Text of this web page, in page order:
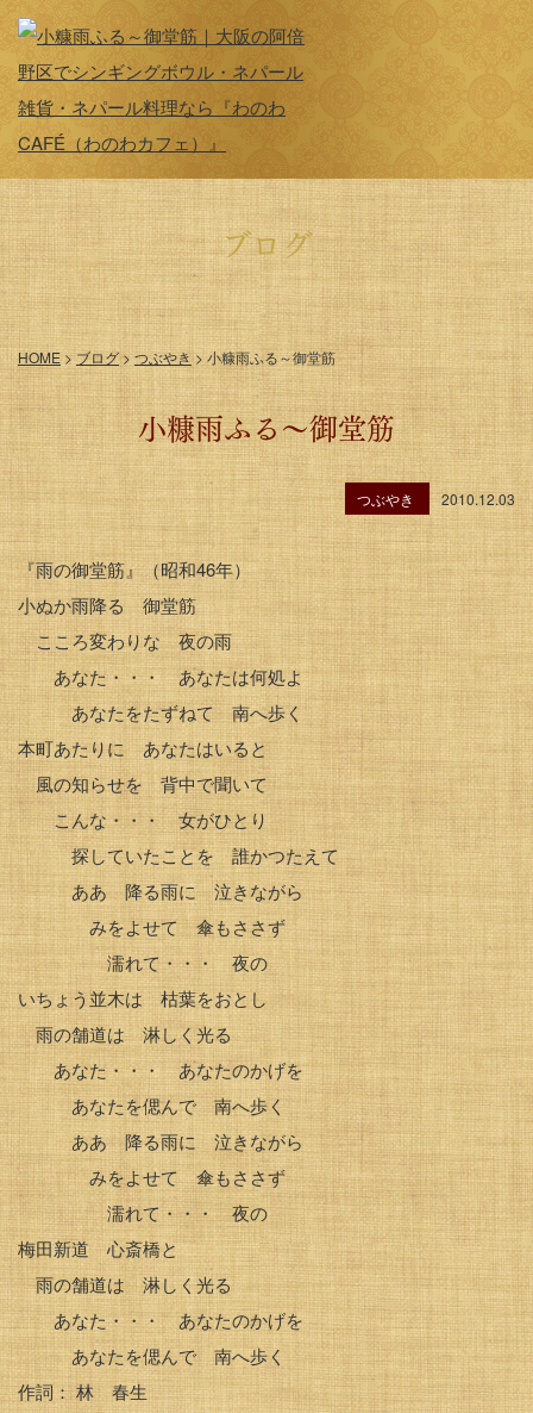
ブログ
HOME >ブログ>つぶやき > 小糠雨ふる～御堂筋
小糠雨ふる～御堂筋
つぶやき 2010.12.03
『雨の御堂筋』（昭和46年）
小ぬか雨降る 御堂筋
こころ変わりな 夜の雨
あなた・・・ あなたは何処よ
あなたをたずねて 南へ歩く
本町あたりに あなたはいると
風の知らせを 背中で聞いて
こんな・・・ 女がひとり
探していたことを 誰かつたえて
ああ 降る雨に 泣きながら
みをよせて 傘もささず
濡れて・・・ 夜の
いちょう並木は 枯葉をおとし
雨の舗道は 淋しく光る
あなた・・・ あなたのかげを
あなたを偲んで 南へ歩く
ああ 降る雨に 泣きながら
みをよせて 傘もささず
濡れて・・・ 夜の
梅田新道 心斎橋と
雨の舗道は 淋しく光る
あなた・・・ あなたのかげを
あなたを偲んで 南へ歩く
作詞： 林 春生